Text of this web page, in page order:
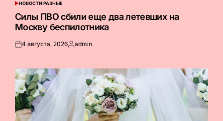
ОПУБЛИКОВАНО
В
НОВОСТИ РАЗНЫЕ
Силы ПВО сбили еще два летевших на
Москву беспилотника
Опубликовано
4 августа, 2026Запись
admin